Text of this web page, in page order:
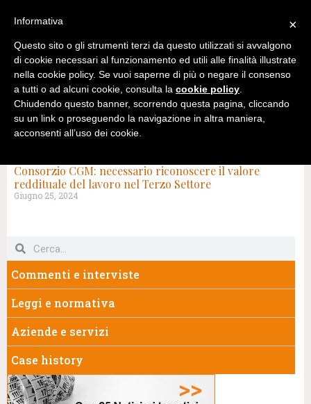
Consorzio CGM: necessario riconoscere il valore
reddituale del lavoro nel Terzo Settore
Giugno 25, 2024
Commenti e interviste
Leggi e normativa
Aziende e servizi
Case history
×
Informativa
Questo sito o gli strumenti terzi da questo utilizzati si avvalgono
di cookie necessari al funzionamento ed utili alle finalità illustrate
nella cookie policy. Se vuoi saperne di più o negare il consenso
a tutti o ad alcuni cookie, consulta la cookie policy.
Chiudendo questo banner, scorrendo questa pagina, cliccando
su un link o proseguendo la navigazione in altra maniera,
acconsenti all’uso dei cookie.